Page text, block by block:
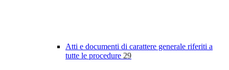
Atti e documenti di carattere generale riferiti a
tutte le procedure 29